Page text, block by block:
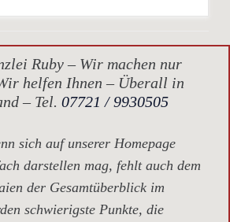
Ruby – Wir machen nur
helfen Ihnen – Überall in
– Tel. 07721 / 9930505
sich auf unserer Homepage
darstellen mag, fehlt auch dem
der Gesamtüberblick im
schwierigste Punkte, die